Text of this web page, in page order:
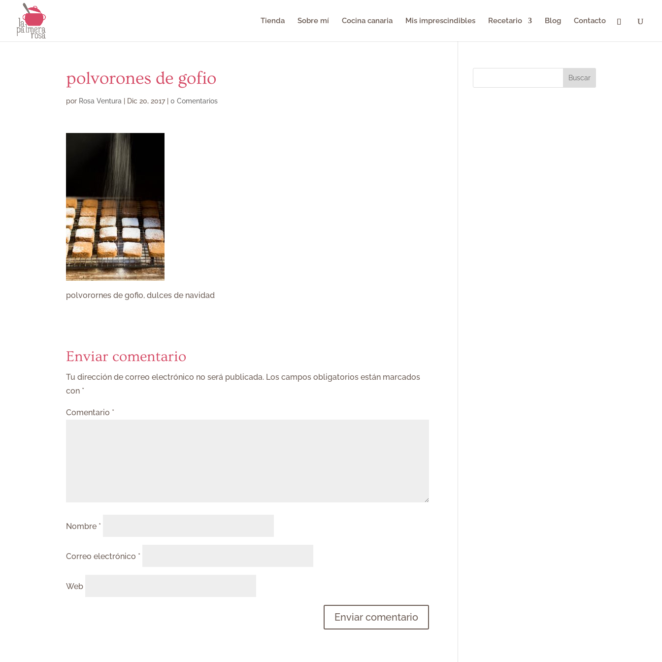
Tienda Sobre mí Cocina canaria Mis imprescindibles Recetario Blog Contacto
polvorones de gofio
por Rosa Ventura Dic 20, 2017|0 Comentarios
polvorornes de gofio, dulces de navidad
Enviar comentario
Tu dirección de correo electrónico no será publicada. Los campos obligatorios están marcados
con *
Comentario *
Nombre *
Correo electrónico *
Web
Buscar